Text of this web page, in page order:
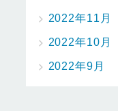
2022年11月
2022年10月
2022年9月